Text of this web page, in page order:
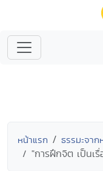
หน้าแรก ธรรมะจา
"การฝึกจิต เป็นเ